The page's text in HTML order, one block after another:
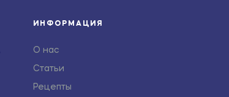
ИНФОРМАЦИЯ
О нас
Статьи
Рецепты